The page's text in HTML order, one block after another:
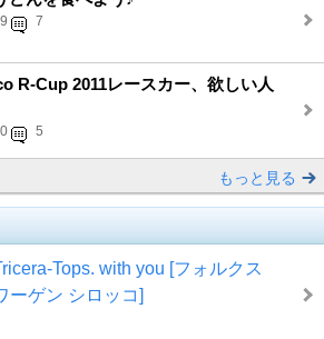
7
R-Cup 2011レースカー、欲しい人
5
もっと見る
Tops. with you [フォルクス
ーゲン シロッコ]